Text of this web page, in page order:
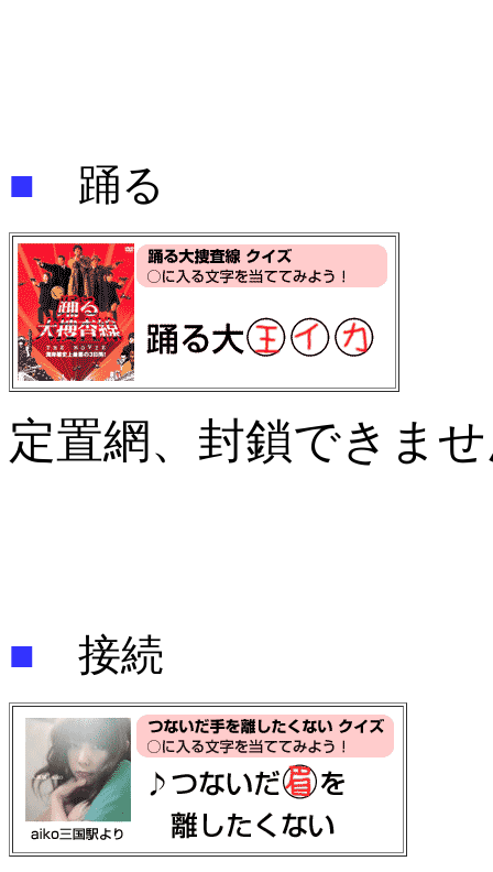
■ 踊る
定置網、封鎖できま
■ 接続